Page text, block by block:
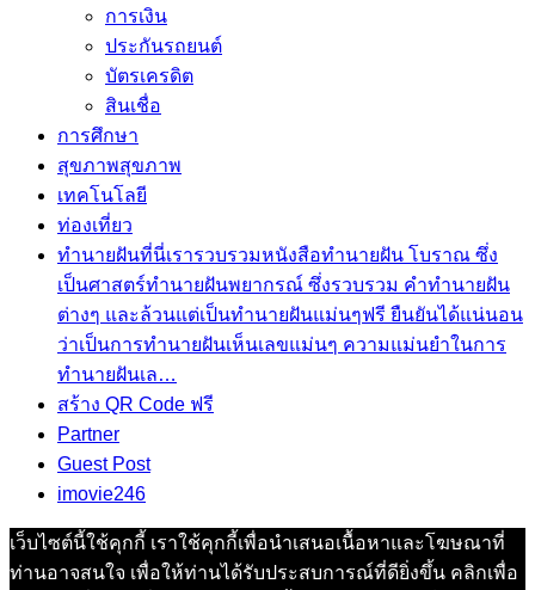
การเงิน
ประกันรถยนต์
บัตรเครดิต
สินเชื่อ
การศึกษา
สุขภาพสุขภาพ
เทคโนโลยี
ท่องเที่ยว
ทำนายฝันที่นี่เรารวบรวมหนังสือทำนายฝัน โบราณ ซึ่ง
เป็นศาสตร์ทำนายฝันพยากรณ์ ซึ่งรวบรวม คำทํานายฝัน
ต่างๆ และล้วนแต่เป็นทํานายฝันแม่นๆฟรี ยืนยันได้แน่นอน
ว่าเป็นการทำนายฝันเห็นเลขแม่นๆ ความแม่นยำในการ
ทํานายฝันเล…
สร้าง QR Code ฟรี
Partner
Guest Post
imovie246
เว็บไซต์นี้ใช้คุกกี้ เราใช้คุกกี้เพื่อนำเสนอเนื้อหาและโฆษณาที่
ท่านอาจสนใจ เพื่อให้ท่านได้รับประสบการณ์ที่ดียิ่งขึ้น คลิกเพื่อ